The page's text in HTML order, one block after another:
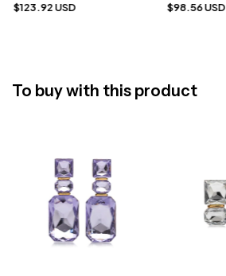
$123.92 USD $98.56 USD
To buy with this product